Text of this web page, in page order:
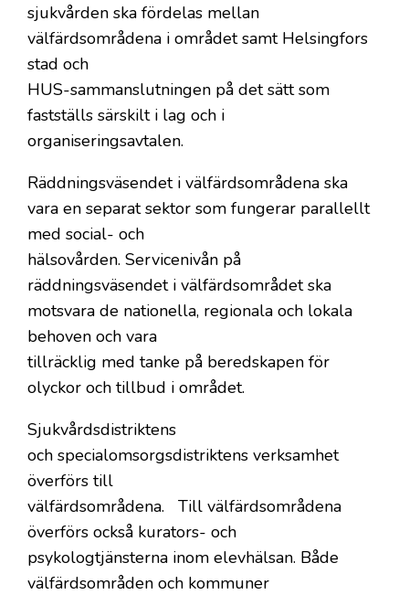
sjukvården ska fördelas mellan
välfärdsområdena i området samt Helsingfors
stad och
HUS-sammanslutningen på det sätt som
fastställs särskilt i lag och i
organiseringsavtalen.
Räddningsväsendet i välfärdsområdena ska
vara en separat sektor som fungerar parallellt
med social- och
hälsovården. Servicenivån på
räddningsväsendet i välfärdsområdet ska
motsvara de nationella, regionala och lokala
behoven och vara
tillräcklig med tanke på beredskapen för
olyckor och tillbud i området.
Sjukvårdsdistriktens
och specialomsorgsdistriktens verksamhet
överförs till
välfärdsområdena. Till välfärdsområdena
överförs också kurators- och
psykologtjänsterna inom elevhälsan. Både
välfärdsområden och kommuner